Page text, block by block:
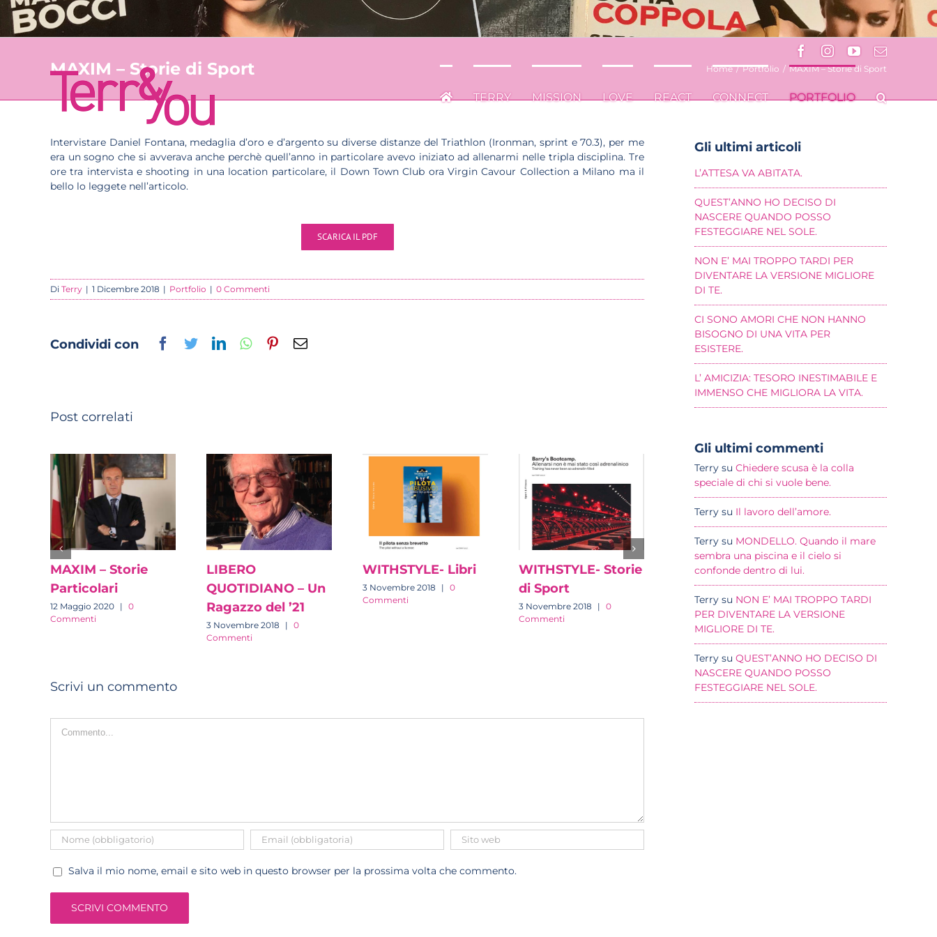
FacebookInstagram
YouTubeEmail
TERRY MISSION LOVE REACT CONNECT PORTFOLIO
MAXIM – Storie di Sport Home / Portfolio / MAXIM – Storie di Sport
Intervistare Daniel Fontana, medaglia d’oro e d’argento su diverse distanze del Triathlon (Ironman, sprint e 70.3), per me
era un sogno che si avverava anche perchè quell’anno in particolare avevo iniziato ad allenarmi nelle tripla disciplina. Tre
ore tra intervista e shooting in una location particolare, il Down Town Club ora Virgin Cavour Collection a Milano ma il
bello lo leggete nell’articolo.
SCARICA IL PDF
Di Terry | 1 Dicembre 2018 | Portfolio | 0 Commenti
Condividi con Facebook
TwitterLinkedInWhatsapp
Pinterest
Email
Post correlati
MAXIM – Storie
Particolari
12 Maggio 2020 | 0
Commenti
LIBERO
QUOTIDIANO – Un
Ragazzo del ’21
3 Novembre 2018 | 0
Commenti
WITHSTYLE- Libri
3 Novembre 2018 | 0
Commenti
WITHSTYLE- Storie
di Sport
3 Novembre 2018 | 0
Commenti
WITHSTYLE- Storie
di Sport
3 Novembre 2018
0
Commenti
Scrivi un commento
Salva il mio nome, email e sito web in questo browser per la prossima volta che commento.
Gli ultimi articoli
L’ATTESA VA ABITATA.
QUEST’ANNO HO DECISO DI
NASCERE QUANDO POSSO
FESTEGGIARE NEL SOLE.
NON E’ MAI TROPPO TARDI PER
DIVENTARE LA VERSIONE MIGLIORE
DI TE.
CI SONO AMORI CHE NON HANNO
BISOGNO DI UNA VITA PER
ESISTERE.
L’ AMICIZIA: TESORO INESTIMABILE E
IMMENSO CHE MIGLIORA LA VITA.
Gli ultimi commenti
Terry su Chiedere scusa è la colla
speciale di chi si vuole bene.
Terry su Il lavoro dell’amore.
Terry su MONDELLO. Quando il mare
sembra una piscina e il cielo si
confonde dentro di lui.
Terry su NON E’ MAI TROPPO TARDI
PER DIVENTARE LA VERSIONE
MIGLIORE DI TE.
Terry su QUEST’ANNO HO DECISO DI
NASCERE QUANDO POSSO
FESTEGGIARE NEL SOLE.